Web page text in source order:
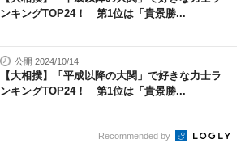
ンキングTOP24！ 第1位は「貴景勝...
公開 2024/10/14
【大相撲】「平成以降の大関」で好きな力士ラ
ンキングTOP24！ 第1位は「貴景勝...
Recommended by